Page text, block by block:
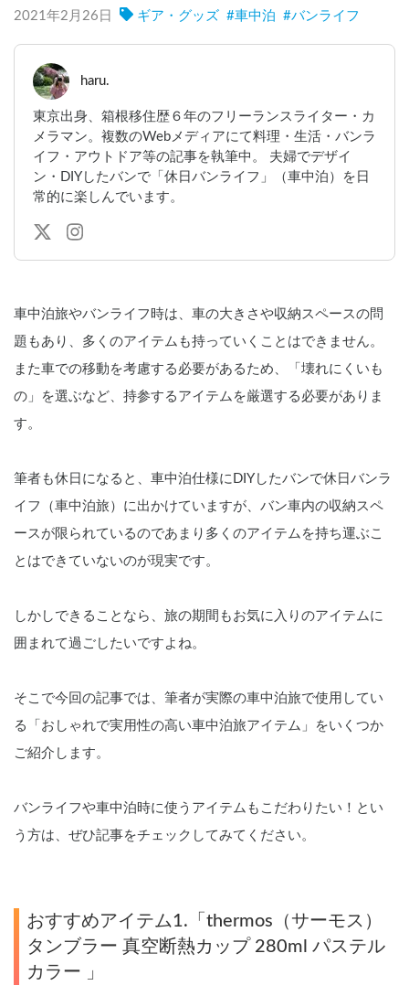
2021年2月26日 ギア・グッズ #車中泊 #バンライフ
haru.
東京出身、箱根移住歴６年のフリーランスライター・カ
メラマン。複数のWebメディアにて料理・生活・バンラ
イフ・アウトドア等の記事を執筆中。 夫婦でデザイ
ン・DIYしたバンで「休日バンライフ」（車中泊）を日
常的に楽しんでいます。
車中泊旅やバンライフ時は、車の大きさや収納スペースの問
題もあり、多くのアイテムも持っていくことはできません。
また車での移動を考慮する必要があるため、「壊れにくいも
の」を選ぶなど、持参するアイテムを厳選する必要がありま
す。
筆者も休日になると、車中泊仕様にDIYしたバンで休日バンラ
イフ（車中泊旅）に出かけていますが、バン車内の収納スペ
ースが限られているのであまり多くのアイテムを持ち運ぶこ
とはできていないのが現実です。
しかしできることなら、旅の期間もお気に入りのアイテムに
囲まれて過ごしたいですよね。
そこで今回の記事では、筆者が実際の車中泊旅で使用してい
る「おしゃれで実用性の高い車中泊旅アイテム」をいくつか
ご紹介します。
バンライフや車中泊時に使うアイテムもこだわりたい！とい
う方は、ぜひ記事をチェックしてみてください。
おすすめアイテム1.「thermos（サーモス）
タンブラー 真空断熱カップ 280ml パステル
カラー 」